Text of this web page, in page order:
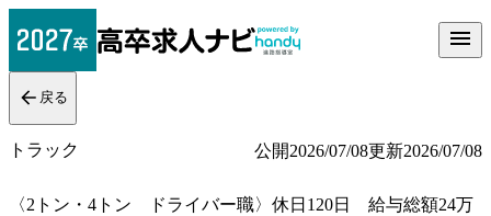
戻る
トラック 公開2026/07/08更新2026/07/08
〈2トン・4トン ドライバー職〉休日120日 給与総額24万